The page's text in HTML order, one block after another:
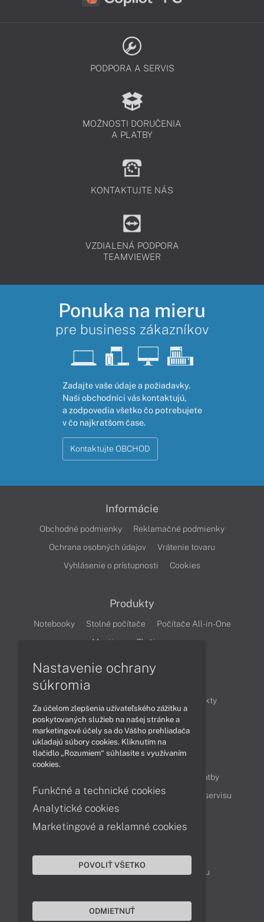
PODPORA A SERVIS
MOŽNOSTI DORUČENIA
A PLATBY
KONTAKTUJTE NÁS
VZDIALENÁ PODPORA
TEAMVIEWER
Ponuka na mieru
pre business zákazníkov
Zadajte vaše údaje a požiadavky.
Naši obchodníci vás kontaktujú,
a zodpovedia všetko čo potrebujete
v čo najkratšom čase.
Kontaktujte OBCHOD
Informácie
Obchodné podmienky
Reklamačné podmienky
Ochrana osobných údajov
Vrátenie tovaru
Vyhlásenie o prístupnosti
Cookies
Produkty
Notebooky Stolné počítače
Počítače All-in-One
Monitory
Tlačiarne
Produkty
Technológie
Videá
Obsah
Možnosti doručenia a platby
Podpora a servis
Servisné služby Cenník servisu
Kontakty
043 4224 771
Obchodné oddelenie
Reklamácia tovaru
Nastavenie ochrany
súkromia
Za účelom zlepšenia užívateľského zážitku a
poskytovaných služieb na našej stránke a
marketingové účely sa do Vášho prehliadača
ukladajú súbory cookies. Kliknutím na
tlačidlo „Rozumiem“ súhlasíte s využívaním
cookies.
Funkčné a technické cookies
Analytické cookies
Marketingové a reklamné cookies
POVOLIŤ VŠETKO
ODMIETNUŤ